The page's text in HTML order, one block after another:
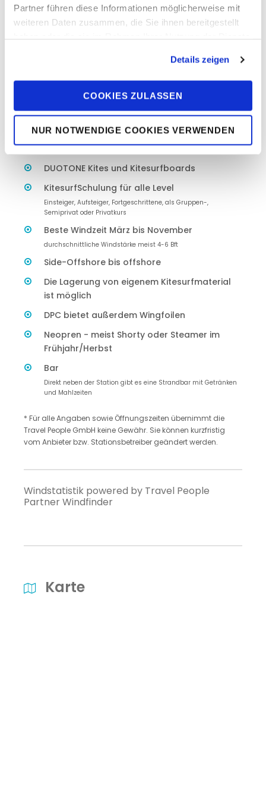
Partner führen diese Informationen möglicherweise mit
weiteren Daten zusammen, die Sie ihnen bereitgestellt
Cookies, wenn Sie unsere Webseite weiterhin nutzen.
Details zeigen
COOKIES ZULASSEN
NUR NOTWENDIGE COOKIES VERWENDEN
Gäste des DPC sollten sich uneingeschränkt an die
Revier und Station im Überblick
DPC ist täglich geöffnet
DUOTONE Kites und Kitesurfboards
KitesurfSchulung für alle Level
Einsteiger, Aufsteiger, Fortgeschrittene, als Gruppen-,
Semiprivat oder Privatkurs
Beste Windzeit März bis November
durchschnittliche Windstärke meist 4-6 Bft
Side-Offshore bis offshore
Die Lagerung von eigenem Kitesurfmaterial
ist möglich
DPC bietet außerdem Wingfoilen
Neopren - meist Shorty oder Steamer im
Frühjahr/Herbst
Bar
Direkt neben der Station gibt es eine Strandbar mit Getränken
und Mahlzeiten
* Für alle Angaben sowie Öffnungszeiten übernimmt die
Travel People GmbH keine Gewähr. Sie können kurzfristig
vom Anbieter bzw. Stationsbetreiber geändert werden.
Windstatistik powered by Travel People
Partner Windfinder
Karte